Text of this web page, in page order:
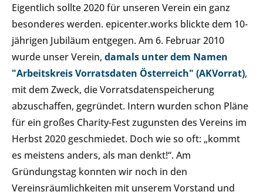
Eigentlich sollte 2020 für unseren Verein ein ganz
besonderes werden. epicenter.works blickte dem 10-
jährigen Jubiläum entgegen. Am 6. Februar 2010
wurde unser Verein, damals unter dem Namen
"Arbeitskreis Vorratsdaten Österreich" (AKVorrat),
mit dem Zweck, die Vorratsdatenspeicherung
abzuschaffen, gegründet. Intern wurden schon Pläne
für ein großes Charity-Fest zugunsten des Vereins im
Herbst 2020 geschmiedet. Doch wie so oft: „kommt
es meistens anders, als man denkt!“. Am
Gründungstag konnten wir noch in den
Vereinsräumlichkeiten mit unserem Vorstand und